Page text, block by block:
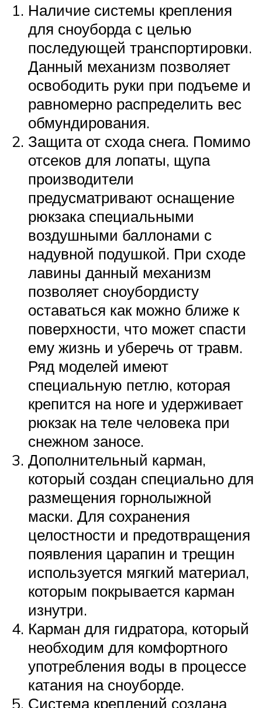
Наличие системы крепления
для сноуборда с целью
последующей транспортировки.
Данный механизм позволяет
освободить руки при подъеме и
равномерно распределить вес
обмундирования.
Защита от схода снега. Помимо
отсеков для лопаты, щупа
производители
предусматривают оснащение
рюкзака специальными
воздушными баллонами с
надувной подушкой. При сходе
лавины данный механизм
позволяет сноубордисту
оставаться как можно ближе к
поверхности, что может спасти
ему жизнь и уберечь от травм.
Ряд моделей имеют
специальную петлю, которая
крепится на ноге и удерживает
рюкзак на теле человека при
снежном заносе.
Дополнительный карман,
который создан специально для
размещения горнолыжной
маски. Для сохранения
целостности и предотвращения
появления царапин и трещин
используется мягкий материал,
которым покрывается карман
изнутри.
Карман для гидратора, который
необходим для комфортного
употребления воды в процессе
катания на сноуборде.
Система креплений создана